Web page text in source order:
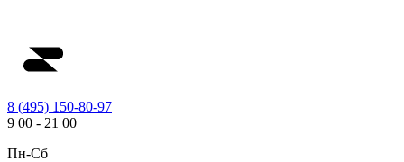
8 (495) 150-80-97
9 00 - 21 00
Пн-Сб